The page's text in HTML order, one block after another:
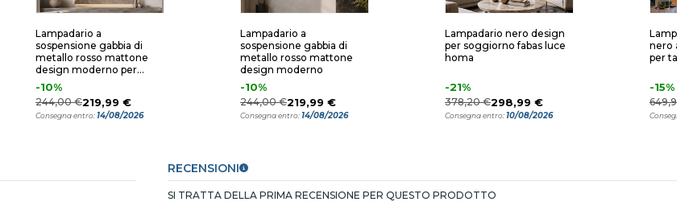
Lampadario a
sospensione gabbia di
metallo rosso mattone
design moderno per
soggiorno
-10%
244,00 €219,99 €
Consegna entro:14/08/2026
Lampadario a
sospensione gabbia di
metallo rosso mattone
design moderno
-10%
244,00 €219,99 €
Consegna entro:14/08/2026
Lampadario nero design
per soggiorno fabas luce
homa
-21%
378,20 €298,99 €
Consegna entro:10/08/2026
nero
per
-15%
649,95 €
Consegna
RECENSIONI
SI TRATTA DELLA PRIMA RECENSIONE PER QUESTO PRODOTTO